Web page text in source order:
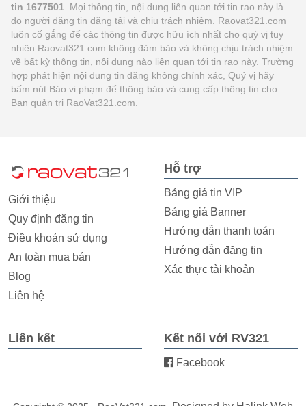
tin 1677501 . Mọi thông tin, nội dung liên quan tới tin rao này là
do người đăng tin đăng tải và chịu trách nhiệm. Raovat321.com
luôn cố gắng để các thông tin được hữu ích nhất cho quý vị tuy
nhiên Raovat321.com không đảm bảo và không chịu trách nhiệm
về bất kỳ thông tin, nội dung nào liên quan tới tin rao này. Trường
hợp phát hiện nội dung tin đăng không chính xác, Quý vị hãy
bấm nút Báo vi phạm để thông báo và cung cấp thông tin cho
Ban quản trị RaoVat321.com.
Giới thiệu
Quy định đăng tin
Điều khoản sử dụng
An toàn mua bán
Blog
Liên hệ
Hỗ trợ
Bảng giá tin VIP
Bảng giá Banner
Hướng dẫn thanh toán
Hướng dẫn đăng tin
Xác thực tài khoản
Liên kết Kết nối với RV321
Facebook